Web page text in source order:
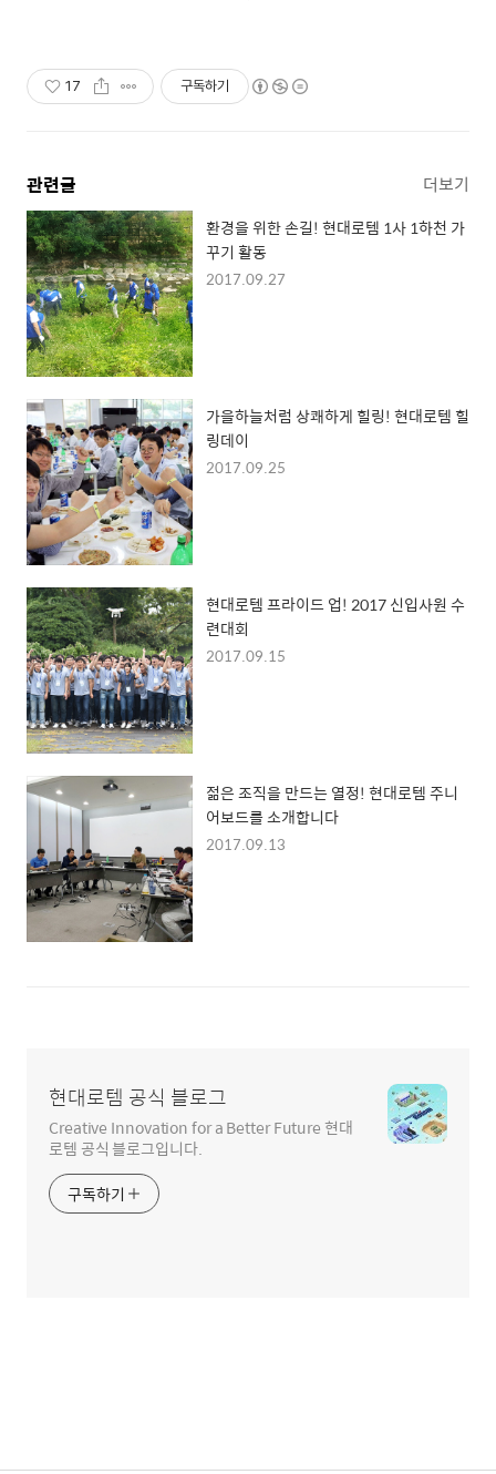
17 구독하기
관련글 더보기
환경을 위한 손길! 현대로템 1사 1하천 가
꾸기 활동
2017.09.27
가을하늘처럼 상쾌하게 힐링! 현대로템 힐
링데이
2017.09.25
현대로템 프라이드 업! 2017 신입사원 수
련대회
2017.09.15
젊은 조직을 만드는 열정! 현대로템 주니
어보드를 소개합니다
2017.09.13
현대로템 공식 블로그
Creative Innovation for a Better Future 현대
로템 공식 블로그입니다.
구독하기